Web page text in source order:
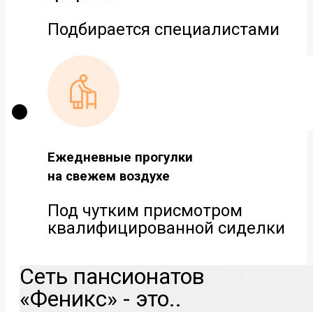
Подбирается специалистами
Ежедневные прогулки
на свежем воздухе
Под чутким присмотром
квалифицированной сиделки
Сеть пансионатов
«Феникс» - это..